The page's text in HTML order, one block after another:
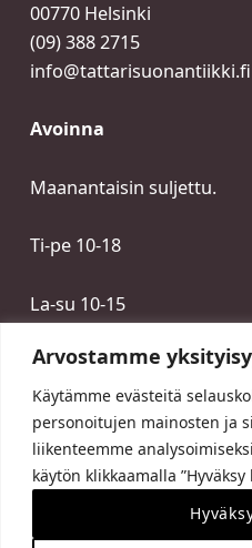
Arvostamme
Käytämme evästeitä
personoitujen mainosten ja
liikenteemme
käytön klikkaamalla ”Hyväksy
00770 Helsinki
(09) 388 2715
info@tattarisuonantiikki.fi
Avoinna
Maanantaisin suljettu.
Ti-pe 10-18
La-su 10-15